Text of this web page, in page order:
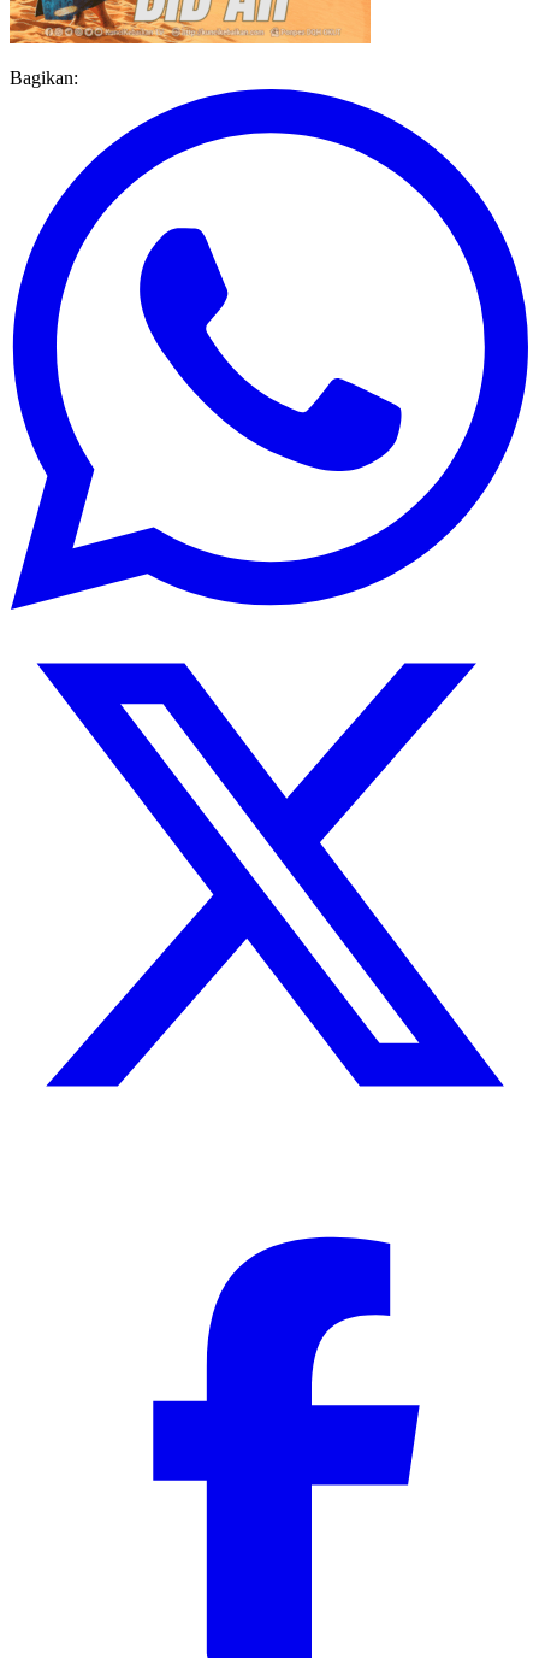
Bagikan: